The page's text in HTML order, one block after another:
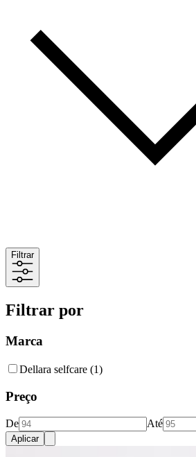
Filtrar
Filtrar por
Marca
Dellara selfcare (1)
Preço
De Até
Aplicar